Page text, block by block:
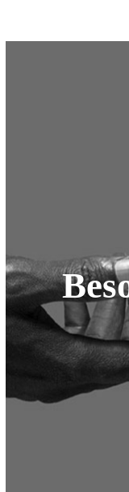
Si vous souhaitez
format Coverlam ou